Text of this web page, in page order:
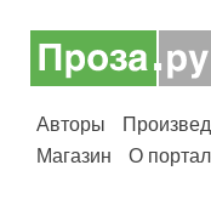
Авторы
Магазин
О